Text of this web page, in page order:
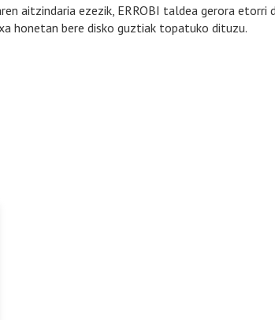
aitzindaria ezezik, ERROBI taldea gerora
honetan bere disko guztiak topatuko dituzu.